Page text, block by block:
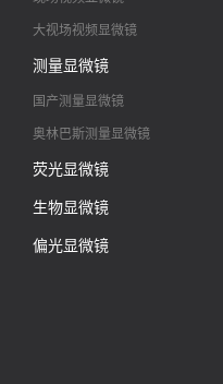
大视场视频显微镜
大景深视频显微镜
高清镜头
测量显微镜
国产测量显微镜
奥林巴斯测量显微镜
荧光显微镜
生物显微镜
偏光显微镜